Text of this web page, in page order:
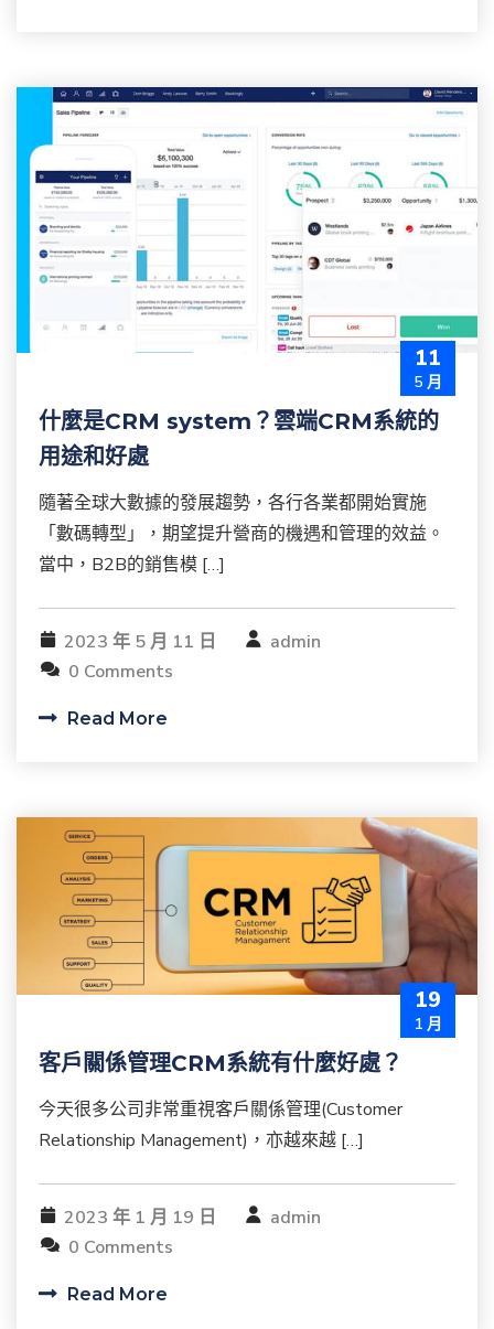
11
5 月
什麼是CRM system？雲端CRM系統的
用途和好處
隨著全球大數據的發展趨勢，各行各業都開始實施
「數碼轉型」，期望提升營商的機遇和管理的效益。
當中，B2B的銷售模 […]
2023 年 5 月 11 日
admin
0 Comments
Read More
19
1 月
客戶關係管理CRM系統有什麼好處？
今天很多公司非常重視客戶關係管理(Customer
Relationship Management)，亦越來越 […]
2023 年 1 月 19 日
admin
0 Comments
Read More